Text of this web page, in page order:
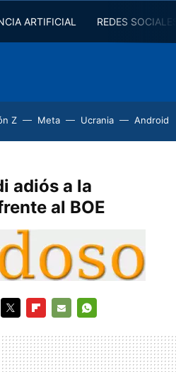
ARTIFICIAL REDES
Z Meta Ucrania Android
adiós a la
al BOE
MAIL